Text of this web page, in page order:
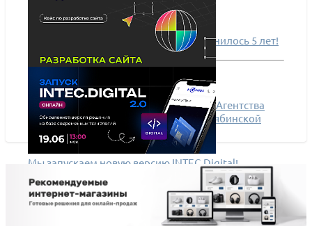
Готовому решению INTEC.Prom исполнилось 5 лет!
Разработка многоязычного сайта для Агентства
международного сотрудничества Челябинской
области
Мы запускаем новую версию INTEC.Digital!